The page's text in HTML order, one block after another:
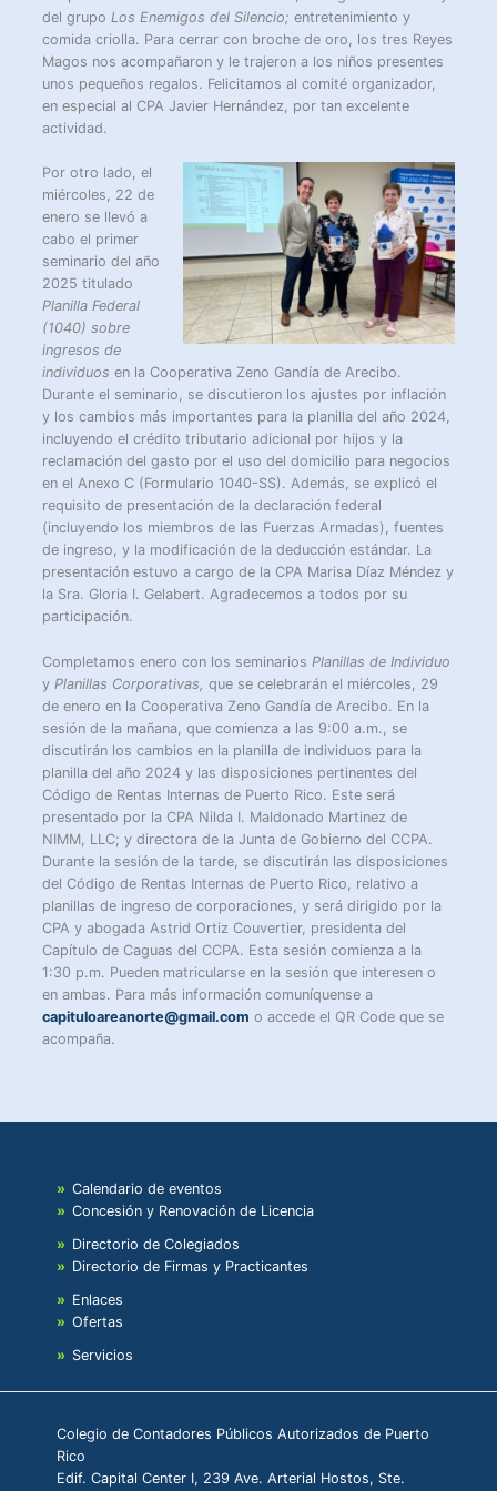
del grupoLos Enemigos del Silencio;entretenimiento y
comida criolla. Para cerrar con broche de oro, los tres Reyes
Magos nos acompañaron y le trajeron a los niños presentes
unos pequeños regalos. Felicitamos al comité organizador,
en especial al CPA Javier Hernández, por tan excelente
actividad.
Por otro lado, el
miércoles, 22 de
enero se llevó a
cabo el primer
seminario del año
2025 titulado
Planilla Federal
(1040) sobre
ingresos de
individuosen la Cooperativa Zeno Gandía de Arecibo.
Durante el seminario, se discutieron los ajustes por inflación
y los cambios más importantes para la planilla del año 2024,
incluyendo el crédito tributario adicional por hijos y la
reclamación del gasto por el uso del domicilio para negocios
en el Anexo C (Formulario 1040-SS). Además, se explicó el
requisito de presentación de la declaración federal
(incluyendo los miembros de las Fuerzas Armadas), fuentes
de ingreso, y la modificación de la deducción estándar. La
presentación estuvo a cargo de la CPA Marisa Díaz Méndez y
la Sra. Gloria I. Gelabert. Agradecemos a todos por su
participación.
Completamos enero con los seminariosPlanillas de Individuo
y Planillas Corporativas,que se celebrarán el miércoles, 29
de enero en la Cooperativa Zeno Gandía de Arecibo. En la
sesión de la mañana, que comienza a las 9:00 a.m., se
discutirán los cambios en la planilla de individuos para la
planilla del año 2024 y las disposiciones pertinentes del
Código de Rentas Internas de Puerto Rico. Este será
presentado por la CPA Nilda I. Maldonado Martinez de
NIMM, LLC; y directora de la Junta de Gobierno del CCPA.
Durante la sesión de la tarde, se discutirán las disposiciones
del Código de Rentas Internas de Puerto Rico, relativo a
planillas de ingreso de corporaciones, y será dirigido por la
CPA y abogada Astrid Ortiz Couvertier, presidenta del
Capítulo de Caguas del CCPA. Esta sesión comienza a la
1:30 p.m. Pueden matricularse en la sesión que interesen o
en ambas. Para más información comuníquense a
capituloareanorte@gmail.com o accede el QR Code que se
acompaña.
Calendario de eventos
Concesión y Renovación de Licencia
Directorio de Colegiados
Directorio de Firmas y Practicantes
Enlaces
Ofertas
Servicios
Colegio de Contadores Públicos Autorizados de Puerto
Rico
Edif. Capital Center I, 239 Ave. Arterial Hostos, Ste.